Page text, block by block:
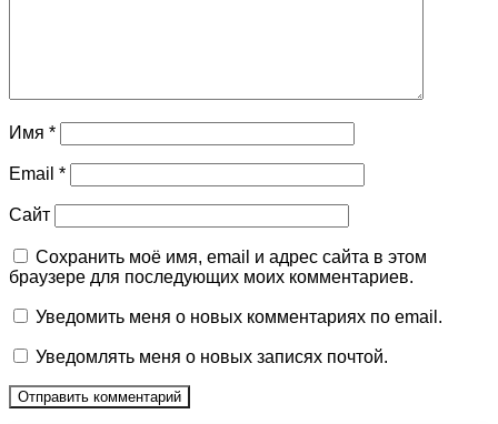
Имя *
Email *
Сайт
Сохранить моё имя, email и адрес сайта в этом
браузере для последующих моих комментариев.
Уведомить меня о новых комментариях по email.
Уведомлять меня о новых записях почтой.